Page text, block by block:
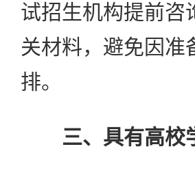
试招生机构提前咨
关材料，避免因准
排。
三、具有高校